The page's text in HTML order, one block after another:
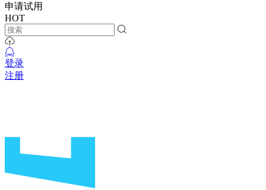
申请试用
HOT
登录
注册